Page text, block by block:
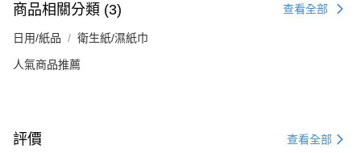
商品相關分類 (3) 查看全部
日用/紙品 衛生紙/濕紙巾
人氣商品推薦
評價 查看全部